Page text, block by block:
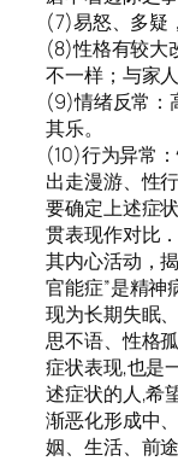
(7)易怒、多疑
(8)性格有较大
不一样；与家
(9)情绪反常：
其乐。
(10)行为异常
出走漫游、性
要确定上述症
贯表现作对比
其内心活动，
官能症”是精神
现为长期失眠
思不语、性格
症状表现,也是
述症状的人,希
渐恶化形成中
姻、生活、前